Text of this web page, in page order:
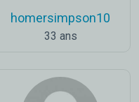
homersimpson10
33 ans